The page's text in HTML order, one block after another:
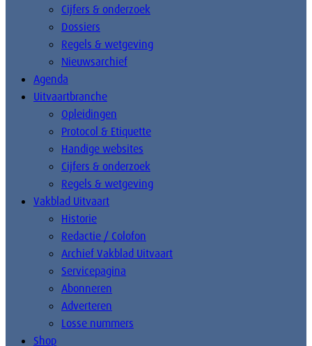
Cijfers & onderzoek
Dossiers
Regels & wetgeving
Nieuwsarchief
Agenda
Uitvaartbranche
Opleidingen
Protocol & Etiquette
Handige websites
Cijfers & onderzoek
Regels & wetgeving
Vakblad Uitvaart
Historie
Redactie / Colofon
Archief Vakblad Uitvaart
Servicepagina
Abonneren
Adverteren
Losse nummers
Shop